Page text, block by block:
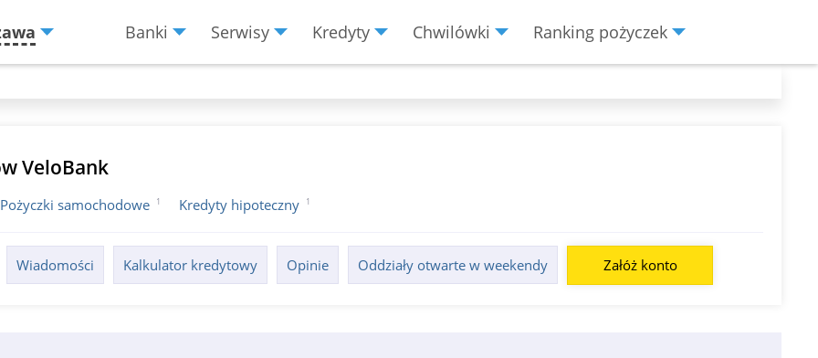
Banki Serwisy Kredyty Chwilówki Ranking pożyczek
Menu
VeloBank
Pożyczki samochodowe 1 Kredyty hipoteczny 1
Wiadomości Kalkulator kredytowy Opinie Oddziały otwarte w weekendy Załóż konto